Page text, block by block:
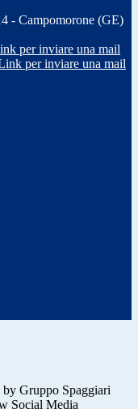
- Campomorone (GE)
per inviare una mail
per inviare una mail
Gruppo Spaggiari
Social Media